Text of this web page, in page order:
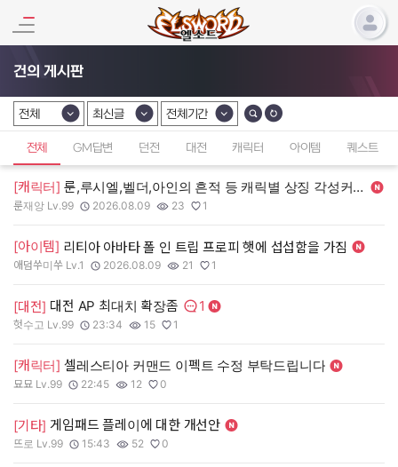
건의 게시판
카테고리 선택
전체
카테고리 선택
최신글
카테고리 선택
전체기간
전체 GM답변 던전 대전 캐릭터 아이템 퀘스트
[캐릭터] 룬,루시엘,벨더,아인의 흔적 등 캐릭별 상징 각성커스텀+로제 바니걸 커스텀
작성자:
룬재앙 Lv.99
작성일:
2026.08.09
조회수:
23
추천수:
1
[아이템] 리티아 아바타 폴 인 트립 프로피 햇에 섭섭함을 가짐
작성자:
애덤쑤미쑤 Lv.1
작성일:
2026.08.09
조회수:
21
추천수:
1
[대전] 대전 AP 최대치 확장좀 댓글수:
1
작성자:
헛수고 Lv.99
작성일:
23:34
조회수:
15
추천수:
1
[캐릭터] 셀레스티아 커맨드 이펙트 수정 부탁드립니다
묘묘 Lv.99 22:45 12 0
[기타] 게임패드 플레이에 대한 개선안
작성자:
뜨로 Lv.99
작성일:
15:43
조회수:
52
추천수:
0